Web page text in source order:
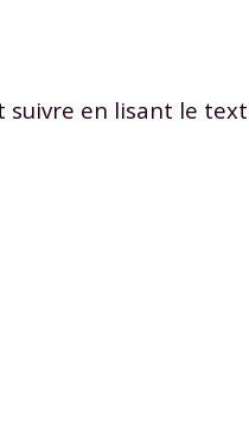
suivre en lisant le